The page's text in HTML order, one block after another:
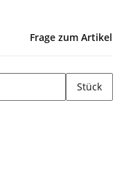
Frage zum Artikel
Stück